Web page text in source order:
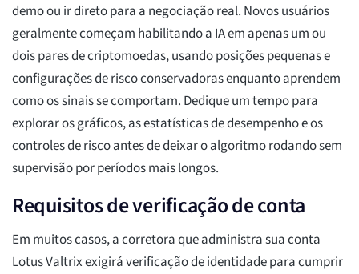
demo ou ir direto para a negociação real. Novos usuários
geralmente começam habilitando a IA em apenas um ou
dois pares de criptomoedas, usando posições pequenas e
configurações de risco conservadoras enquanto aprendem
como os sinais se comportam. Dedique um tempo para
explorar os gráficos, as estatísticas de desempenho e os
controles de risco antes de deixar o algoritmo rodando sem
supervisão por períodos mais longos.
Requisitos de verificação de conta
Em muitos casos, a corretora que administra sua conta
Lotus Valtrix exigirá verificação de identidade para cumprir